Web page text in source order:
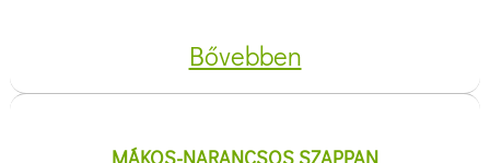
Bővebben